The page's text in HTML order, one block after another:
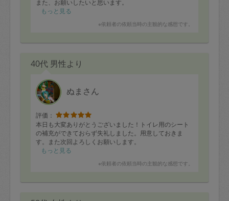
また、お願いしたいと思います。
もっと見る
※依頼者の依頼当時の主観的な感想です。
40代 男性より
ぬまさん
評価：
本日も大変ありがとうございました！トイレ用のシート
の補充ができておらず失礼しました。用意しておきま
す。また次回よろしくお願いします。
もっと見る
※依頼者の依頼当時の主観的な感想です。